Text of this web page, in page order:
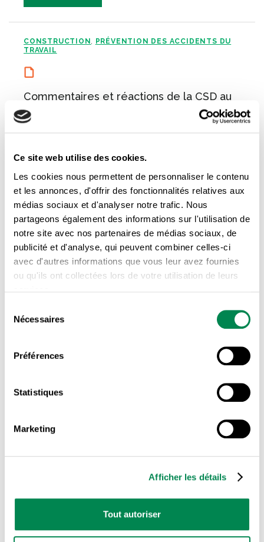
Ce site web utilise des cookies.
Les cookies nous permettent de personnaliser le contenu
et les annonces, d'offrir des fonctionnalités relatives aux
médias sociaux et d'analyser notre trafic. Nous
partageons également des informations sur l'utilisation de
notre site avec nos partenaires de médias sociaux, de
publicité et d'analyse, qui peuvent combiner celles-ci
avec d'autres informations que vous leur avez fournies
ou qu'ils ont collectées lors de votre utilisation de leurs
Nécessaires
Préférences
Statistiques
Marketing
Afficher les détails
Tout autoriser
Avenir du travail
Conditions de travail décentes
CONSTRUCTION
PRÉVENTION DES ACCIDENTS DU
TRAVAIL
Commentaires et réactions de la CSD au
projet de loi 152, la Loi modifiant diverses
dispositions législatives concernant le
donner suite à certaines
Charbonneau
PDF | 708 KB
TÉLÉCHARGER